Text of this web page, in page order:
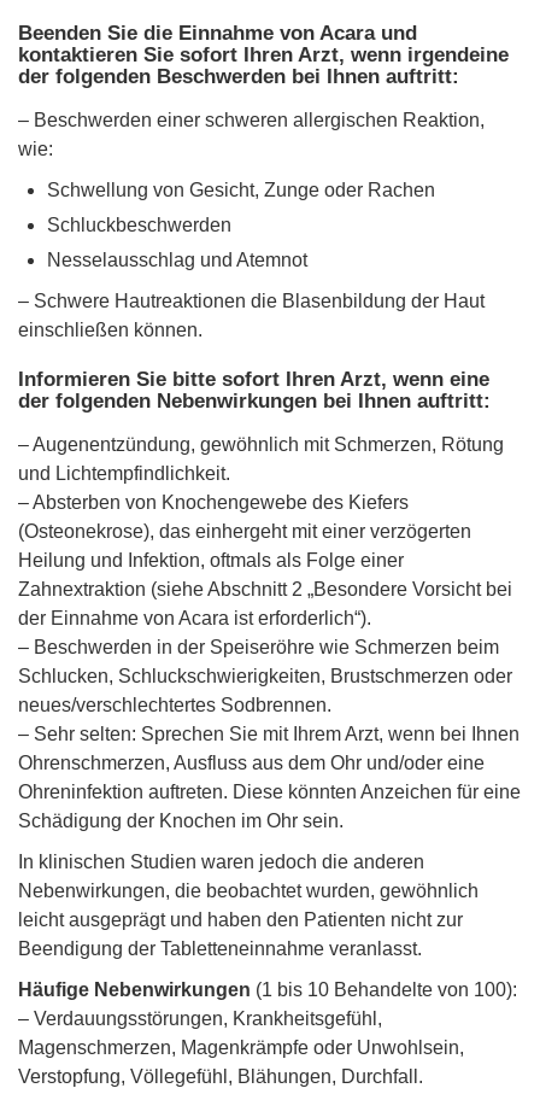
Beenden Sie die Einnahme von Acara und
kontaktieren Sie sofort Ihren Arzt, wenn irgendeine
der folgenden Beschwerden bei Ihnen auftritt:
– Beschwerden einer schweren allergischen Reaktion,
wie:
Schwellung von Gesicht, Zunge oder Rachen
Schluckbeschwerden
Nesselausschlag und Atemnot
– Schwere Hautreaktionen die Blasenbildung der Haut
einschließen können.
Informieren Sie bitte sofort Ihren Arzt, wenn eine
der folgenden Nebenwirkungen bei Ihnen auftritt:
– Augenentzündung, gewöhnlich mit Schmerzen, Rötung
und Lichtempfindlichkeit.
– Absterben von Knochengewebe des Kiefers
(Osteonekrose), das einhergeht mit einer verzögerten
Heilung und Infektion, oftmals als Folge einer
Zahnextraktion (siehe Abschnitt 2 „Besondere Vorsicht bei
der Einnahme von Acara ist erforderlich“).
– Beschwerden in der Speiseröhre wie Schmerzen beim
Schlucken, Schluckschwierigkeiten, Brustschmerzen oder
neues/verschlechtertes Sodbrennen.
– Sehr selten: Sprechen Sie mit Ihrem Arzt, wenn bei Ihnen
Ohrenschmerzen, Ausfluss aus dem Ohr und/oder eine
Ohreninfektion auftreten. Diese könnten Anzeichen für eine
Schädigung der Knochen im Ohr sein.
In klinischen Studien waren jedoch die anderen
Nebenwirkungen, die beobachtet wurden, gewöhnlich
leicht ausgeprägt und haben den Patienten nicht zur
Beendigung der Tabletteneinnahme veranlasst.
Häufige Nebenwirkungen (1 bis 10 Behandelte von 100):
– Verdauungsstörungen, Krankheitsgefühl,
Magenschmerzen, Magenkrämpfe oder Unwohlsein,
Verstopfung, Völlegefühl, Blähungen, Durchfall.